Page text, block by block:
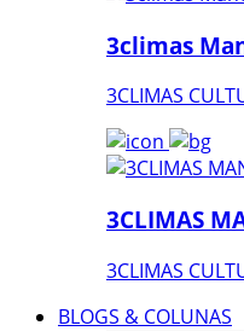
3climas
3CLIMAS
3CLIMAS
3CLIMAS
BLOGS & COLUNAS